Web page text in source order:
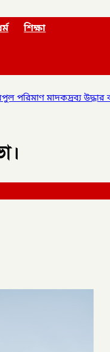
শিক্ষা
করে✦কোম্পানীগঞ্জে